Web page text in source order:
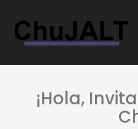
¡Hola,